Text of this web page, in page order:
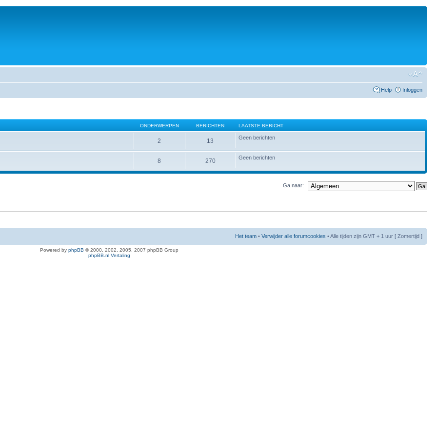
Help Inloggen
ONDERWERPEN BERICHTEN LAATSTE BERICHT
2 13 Geen berichten
8 270 Geen berichten
Ga naar:
Het team • Verwijder alle forumcookies • Alle tijden zijn GMT + 1 uur [ Zomertijd ]
Powered by phpBB © 2000, 2002, 2005, 2007 phpBB Group
phpBB.nl Vertaling